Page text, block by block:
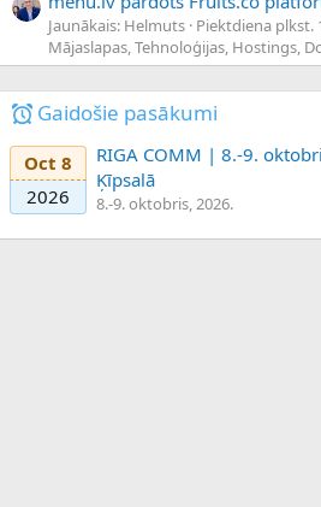
Jaunākais: Helmuts Piektdiena plkst.
Mājaslapas, Tehnoloģijas, Hostings,
Gaidošie pasākumi
Oct 8
2026
RIGA COMM | 8.-9.
Ķīpsalā
8.-9. oktobris, 2026.